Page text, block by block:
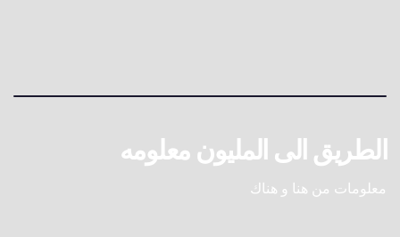
الطريق الى المليون معلومه
معلومات من هنا و هناك